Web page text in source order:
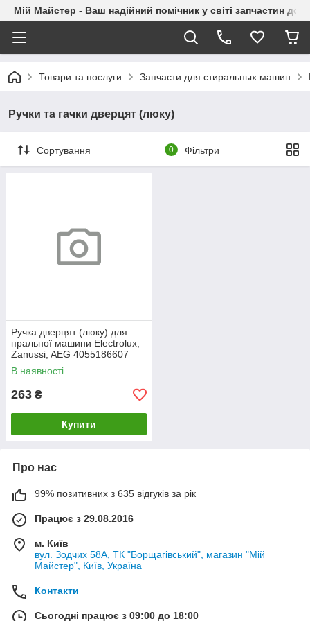
Мій Майстер - Ваш надійний помічник у світі запчастин до
Товари та послуги Запчасти для стиральных машин
Ручки та гачки дверцят (люку)
Сортування 0 Фільтри
Ручка дверцят (люку) для
пральної машини Electrolux,
Zanussi, AEG 4055186607
(біла)
В наявності
263 ₴
Купити
Про нас
99% позитивних з 635 відгуків за рік
Працює з 29.08.2016
м. Київ
вул. Зодчих 58А, ТК "Борщагівський", магазин "Мій
Майстер", Київ, Україна
Контакти
Сьогодні працює з 09:00 до 18:00